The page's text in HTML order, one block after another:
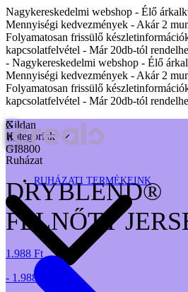
Nagykereskedelmi webshop - Élő
Mennyiségi kedvezmények - Akár 2
Folyamatosan frissülő
kapcsolatfelvétel - Már 20db-tól
- Nagykereskedelmi webshop - Élő
Mennyiségi kedvezmények - Akár 2
Folyamatosan frissülő
kapcsolatfelvétel - Már 20db-tól
RUHÁZATI TERMÉKEINK
X
Kategóriák
Ruházat
Gildan
GI8800
DRYBLEND®
FELNŐTT
1.988 Ft
- 1.988 Ft